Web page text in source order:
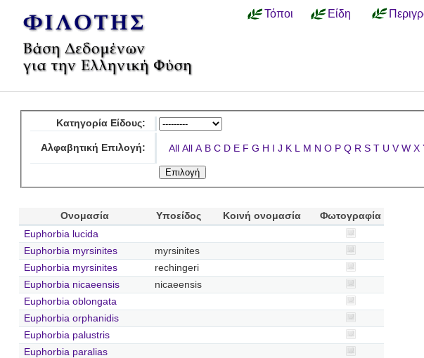
Τόποι Είδη
Κατηγορία Είδους:
Αλφαβητική Επιλογή: All All A B C D E F G H I J K L M N O P Q R S T U V W X
Ονομασία Υποείδος Κοινή ονομασία
Φωτογραφία
Euphorbia lucida
Euphorbia myrsinites
myrsinites
Euphorbia myrsinites
rechingeri
Euphorbia nicaeensis
nicaeensis
Euphorbia oblongata
Euphorbia orphanidis
Euphorbia palustris
Euphorbia paralias